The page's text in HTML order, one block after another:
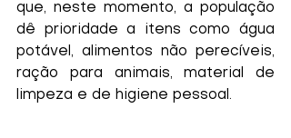
que, neste momento, a população
dê prioridade a itens como água
potável, alimentos não perecíveis,
ração para animais, material de
limpeza e de higiene pessoal.